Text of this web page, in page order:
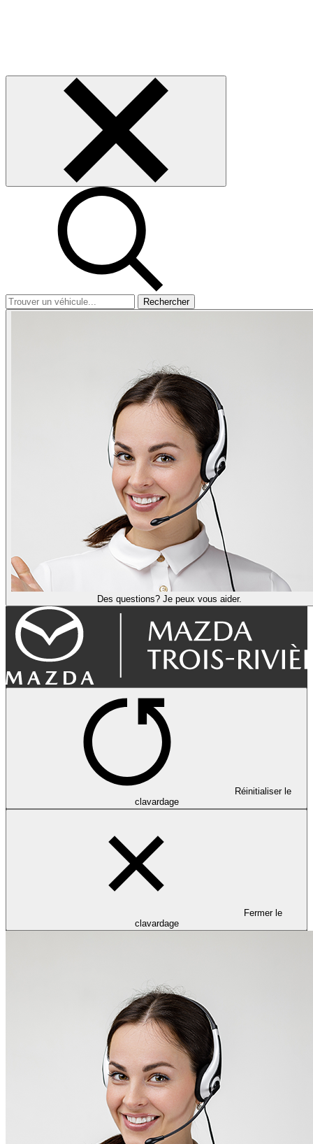
Rechercher
Des questions? Je peux vous aider.
Réinitialiser le
clavardage
Fermer le
clavardage